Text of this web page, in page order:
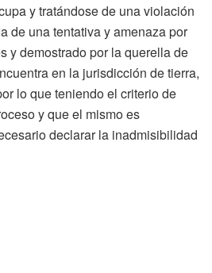
y tratándose de una violación
de una tentativa y amenaza por
y demostrado por la querella de
en la jurisdicción de tierra,
lo que teniendo el criterio de
y que el mismo es
declarar la inadmisibilidad